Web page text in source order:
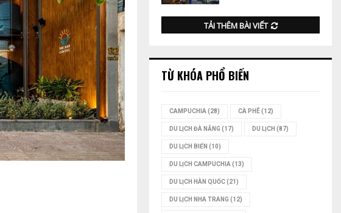
TẢI THÊM BÀI VIẾT
TỪ KHÓA PHỔ BIẾN
CAMPUCHIA (28) CÀ PHÊ(12)
DU LỊCH ĐÀ NẴNG (17) DU LỊCH (87)
DU LỊCH BIỂN (10)
DU LỊCH CAMPUCHIA (13)
DU LỊCH HÀN QUỐC(21)
DU LỊCH NHA TRANG (12)